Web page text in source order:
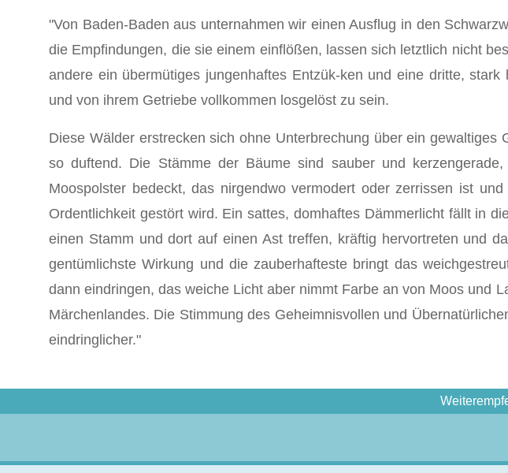
"Von Baden-Baden aus unternahmen wir einen Ausflug in den
die Empfindungen, die sie einem einflößen, lassen sich letztlich nicht
andere ein übermütiges jungenhaftes Entzük-ken und eine dritte,
und von ih­rem Getriebe vollkommen losgelöst zu sein.
Diese Wälder erstrecken sich ohne Unterbrechung über ein
so duftend. Die Stäm­me der Bäume sind sauber und
Moospolster bedeckt, das nirgendwo vermodert oder zerrissen ist
Ordentlichkeit gestört wird. Ein sattes, domhaftes Dämmerlicht fällt in
einen Stamm und dort auf einen Ast treffen, kräftig hervortreten und
gentümlichste Wirkung und die zauberhafteste bringt das
dann eindringen, das wei­che Licht aber nimmt Farbe an von Moos und
Märchenlandes. Die Stimmung des Geheim­nisvollen und
ein­dringlicher."